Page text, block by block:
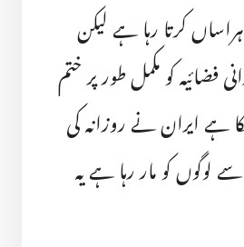
وسطیٰ کو ہراساں کرتا رہا ہے لیکن
کو مکمل طور پر ختم
ہے ایران نے روزانہ کی
ورزیاں کی ہیں ایران 47 سالوں سے لوگوں کو مار رہا ہے یہ